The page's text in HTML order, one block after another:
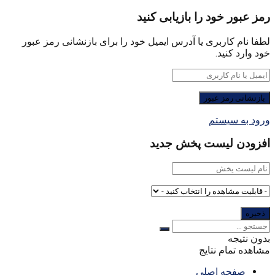
رمز عبور خود را بازیابی کنید
لطفا نام کاربری یا آدرس ایمیل خود را برای بازنشانی رمز عبور
خود وارد کنید.
ورود به سیستم
افزودن لیست پخش جدید
بدون نتیجه
مشاهده تمام نتایج
صفحه اصلی